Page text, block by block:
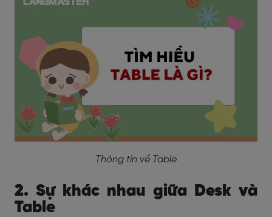
Thông tin về Table
2. Sự khác nhau giữa Desk và
Table